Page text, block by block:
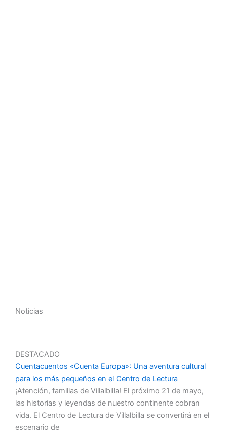
Noticias
DESTACADO
Cuentacuentos «Cuenta Europa»: Una aventura cultural
para los más pequeños en el Centro de Lectura
¡Atención, familias de Villalbilla! El próximo 21 de mayo,
las historias y leyendas de nuestro continente cobran
vida. El Centro de Lectura de Villalbilla se convertirá en el
escenario de